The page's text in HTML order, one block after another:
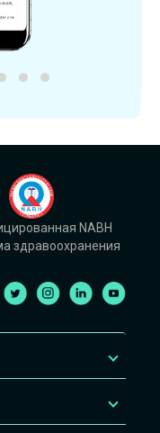
NABH
здравоохранения